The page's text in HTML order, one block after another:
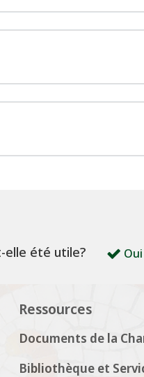
elle été utile? Oui
Ressources
Documents de la
Bibliothèque et